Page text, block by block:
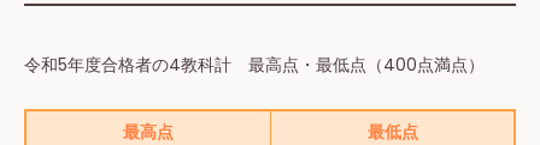
令和5年度合格者の4教科計 最高点・最低点（400点満点）
最高点
最低点